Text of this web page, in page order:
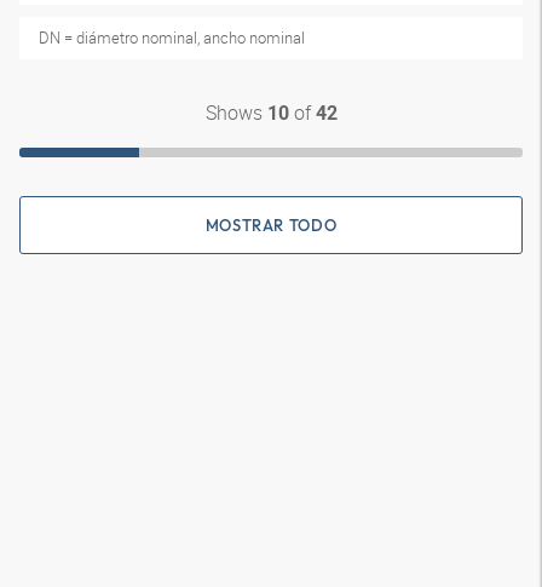
DN = diámetro nominal, ancho nominal
Shows 10of42
MOSTRAR TODO